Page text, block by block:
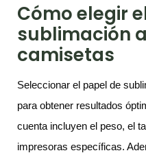
Cómo elegir
sublimación
camisetas
Seleccionar el papel de
para obtener resultados
cuenta incluyen el peso, el
impresoras específicas.